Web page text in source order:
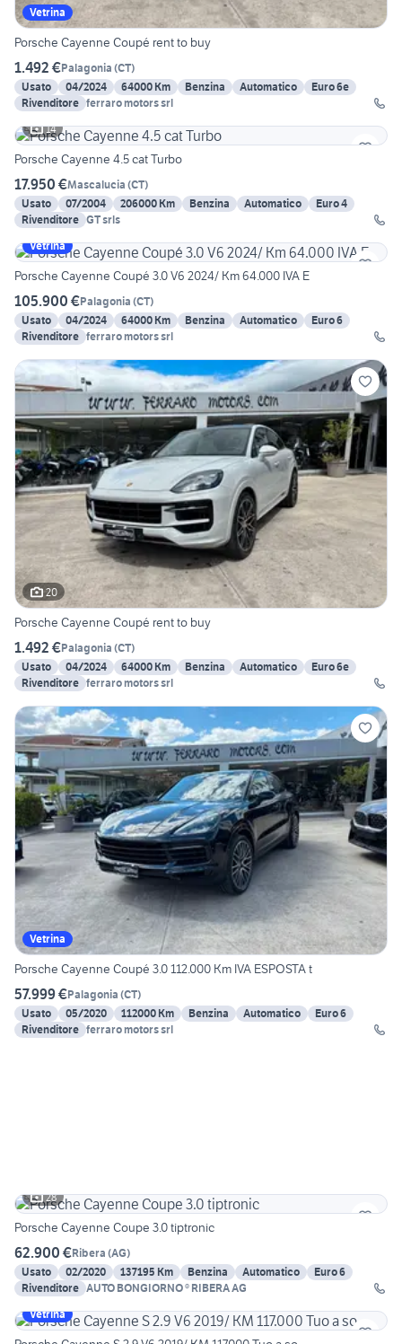
Vetrina
Porsche Cayenne Coupé rent to buy
1.492 €Palagonia (CT)
Usato
04/2024 64000 Km Benzina Automatico
Euro 6e
Rivenditore ferraro motors srl
14
Porsche Cayenne 4.5 cat Turbo
17.950 €Mascalucia (CT)
Usato
07/2004 206000 Km Benzina Automatico
Euro 4
Rivenditore GT srls
Vetrina
Porsche Cayenne Coupé 3.0 V6 2024/ Km 64.000 IVA E
105.900 €Palagonia (CT)
Usato
04/2024 64000 Km Benzina Automatico
Euro 6
Rivenditore ferraro motors srl
20
Porsche Cayenne Coupé rent to buy
1.492 €Palagonia (CT)
Usato
04/2024 64000 Km Benzina Automatico
Euro 6e
Rivenditore ferraro motors srl
Vetrina
Porsche Cayenne Coupé 3.0 112.000 Km IVA ESPOSTA t
57.999 €Palagonia (CT)
Usato
05/2020 112000 Km Benzina Automatico
Euro 6
Rivenditore ferraro motors srl
28
Porsche Cayenne Coupe 3.0 tiptronic
62.900 €Ribera (AG)
Usato
02/2020 137195 Km Benzina Automatico
Euro 6
Rivenditore AUTO BONGIORNO ® RIBERA AG
Vetrina